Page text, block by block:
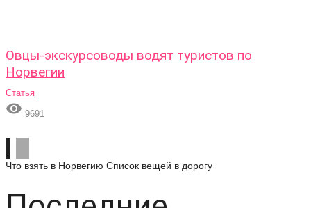
Овцы-экскурсоводы водят туристов по
Норвегии
Статья
 9691
Что взять в Норвегию Список вещей в дорогу